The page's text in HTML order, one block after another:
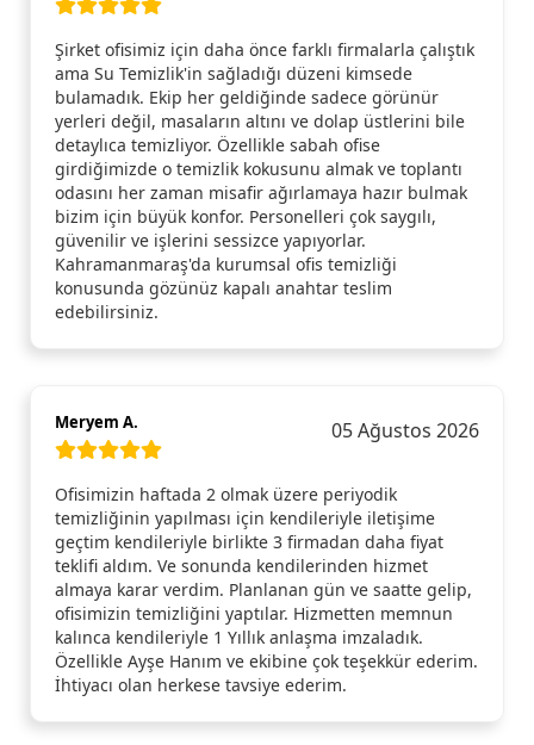
Şirket ofisimiz için daha önce farklı firmalarla çalıştık
ama Su Temizlik'in sağladığı düzeni kimsede
bulamadık. Ekip her geldiğinde sadece görünür
yerleri değil, masaların altını ve dolap üstlerini bile
detaylıca temizliyor. Özellikle sabah ofise
girdiğimizde o temizlik kokusunu almak ve toplantı
odasını her zaman misafir ağırlamaya hazır bulmak
bizim için büyük konfor. Personelleri çok saygılı,
güvenilir ve işlerini sessizce yapıyorlar.
Kahramanmaraş'da kurumsal ofis temizliği
konusunda gözünüz kapalı anahtar teslim
edebilirsiniz.
Meryem A. 05 Ağustos 2026
Ofisimizin haftada 2 olmak üzere periyodik
temizliğinin yapılması için kendileriyle iletişime
geçtim kendileriyle birlikte 3 firmadan daha fiyat
teklifi aldım. Ve sonunda kendilerinden hizmet
almaya karar verdim. Planlanan gün ve saatte gelip,
ofisimizin temizliğini yaptılar. Hizmetten memnun
kalınca kendileriyle 1 Yıllık anlaşma imzaladık.
Özellikle Ayşe Hanım ve ekibine çok teşekkür ederim.
İhtiyacı olan herkese tavsiye ederim.